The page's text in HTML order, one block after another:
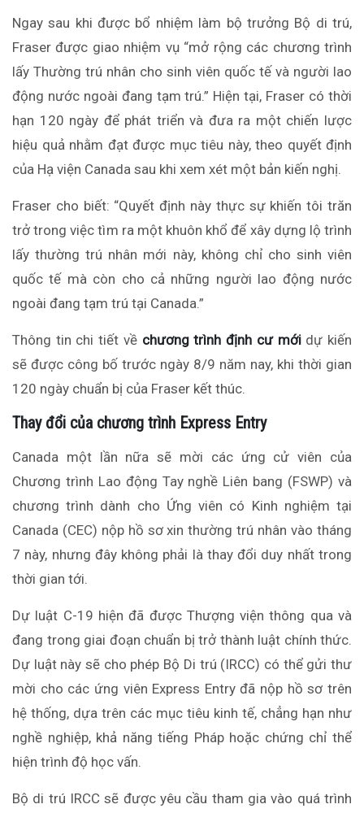
Ngay sau khi được bổ nhiệm làm bộ trưởng Bộ di trú,
Fraser được giao nhiệm vụ “mở rộng các chương trình
lấy Thường trú nhân cho sinh viên quốc tế và người lao
động nước ngoài đang tạm trú.” Hiện tại, Fraser có thời
hạn 120 ngày để phát triển và đưa ra một chiến lược
hiệu quả nhằm đạt được mục tiêu này, theo quyết định
của Hạ viện Canada sau khi xem xét một bản kiến nghị.
Fraser cho biết: “Quyết định này thực sự khiến tôi trăn
trở trong việc tìm ra một khuôn khổ để xây dựng lộ trình
lấy thường trú nhân mới này, không chỉ cho sinh viên
quốc tế mà còn cho cả những người lao động nước
ngoài đang tạm trú tại Canada.”
Thông tin chi tiết về chương trình định cư mớidự kiến
sẽ được công bố trước ngày 8/9 năm nay, khi thời gian
120 ngày chuẩn bị của Fraser kết thúc.
Thay đổi của chương trình Express Entry
Canada một lần nữa sẽ mời các ứng cử viên của
Chương trình Lao động Tay nghề Liên bang (FSWP) và
chương trình dành cho Ứng viên có Kinh nghiệm tại
Canada (CEC) nộp hồ sơ xin thường trú nhân vào tháng
7 này, nhưng đây không phải là thay đổi duy nhất trong
thời gian tới.
Dự luật C-19 hiện đã được Thượng viện thông qua và
đang trong giai đoạn chuẩn bị trở thành luật chính thức.
Dự luật này sẽ cho phép Bộ Di trú (IRCC) có thể gửi thư
mời cho các ứng viên Express Entry đã nộp hồ sơ trên
hệ thống, dựa trên các mục tiêu kinh tế, chẳng hạn như
nghề nghiệp, khả năng tiếng Pháp hoặc chứng chỉ thể
hiện trình độ học vấn.
Bộ di trú IRCC sẽ được yêu cầu tham gia vào quá trình